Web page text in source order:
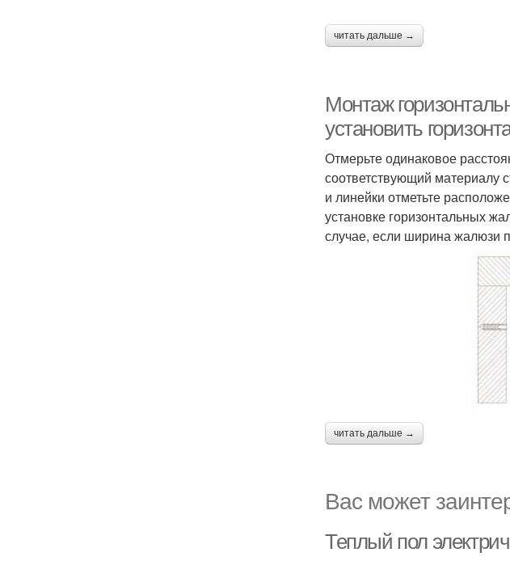
читать дальше →
Монтаж
установить
Отмерьте одинаковое
соответствующий материалу
и линейки отметьте
установке горизонтальных
случае, если ширина жалюзи
читать дальше →
Вас может
Теплый пол